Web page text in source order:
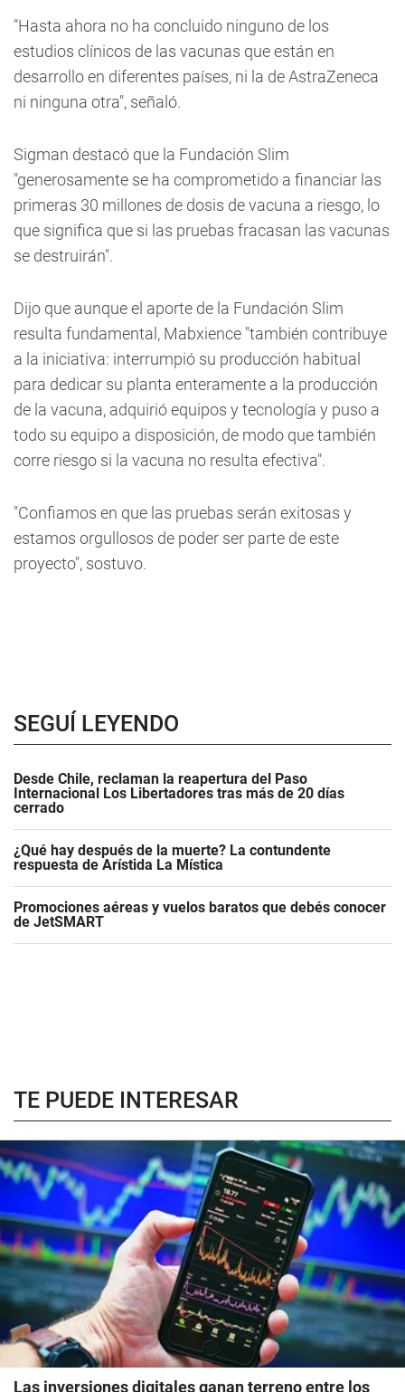
"Hasta ahora no ha concluido ninguno de los
estudios clínicos de las vacunas que están en
desarrollo en diferentes países, ni la de AstraZeneca
ni ninguna otra", señaló.
Sigman destacó que la Fundación Slim
"generosamente se ha comprometido a financiar las
primeras 30 millones de dosis de vacuna a riesgo, lo
que significa que si las pruebas fracasan las vacunas
se destruirán".
Dijo que aunque el aporte de la Fundación Slim
resulta fundamental, Mabxience "también contribuye
a la iniciativa: interrumpió su producción habitual
para dedicar su planta enteramente a la producción
de la vacuna, adquirió equipos y tecnología y puso a
todo su equipo a disposición, de modo que también
corre riesgo si la vacuna no resulta efectiva".
"Confiamos en que las pruebas serán exitosas y
estamos orgullosos de poder ser parte de este
proyecto", sostuvo.
SEGUÍ LEYENDO
Desde Chile, reclaman la reapertura del Paso
Internacional Los Libertadores tras más de 20 días
cerrado
¿Qué hay después de la muerte? La contundente
respuesta de Arístida La Mística
Promociones aéreas y vuelos baratos que debés conocer
de JetSMART
TE PUEDE INTERESAR
Las inversiones digitales ganan terreno entre los